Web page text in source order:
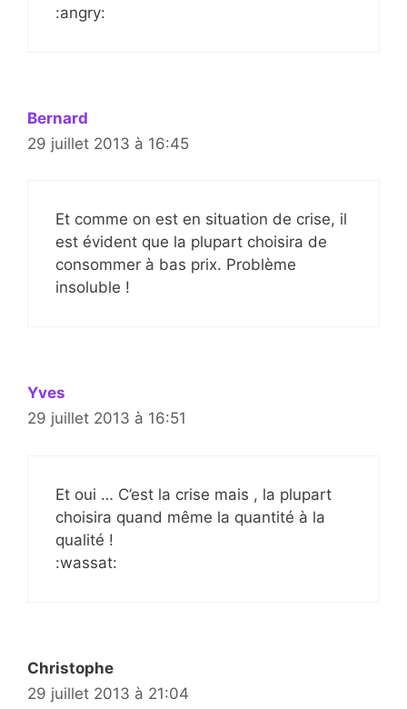
:angry:
Bernard
29 juillet 2013 à 16:45
Et comme on est en situation de crise, il
est évident que la plupart choisira de
consommer à bas prix. Problème
insoluble !
Yves
29 juillet 2013 à 16:51
Et oui … C’est la crise mais , la plupart
choisira quand même la quantité à la
qualité !
:wassat:
Christophe
29 juillet 2013 à 21:04